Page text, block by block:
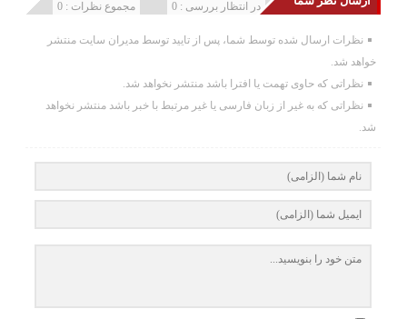
مجموع نظرات : 0 در انتظار بررسی : 0 انتشار یافته : 0
نظرات ارسال شده توسط شما، پس از تایید توسط مدیران سایت منتشر
خواهد شد.
نظراتی که حاوی تهمت یا افترا باشد منتشر نخواهد شد.
نظراتی که به غیر از زبان فارسی یا غیر مرتبط با خبر باشد منتشر نخواهد
شد.